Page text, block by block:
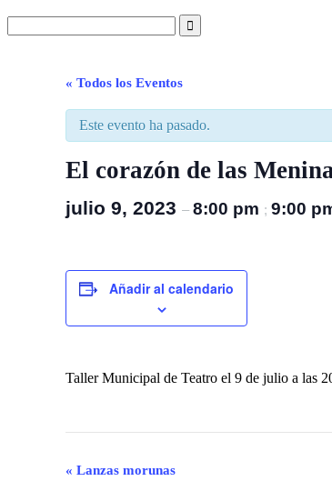
« Todos los Eventos
Este evento ha pasado.
El corazón de las
julio 9, 2023 – 8:00 pm ; 9:00
Añadir al calendario
Taller Municipal de Teatro el 9 de julio a las
Navegación
« Lanzas morunas